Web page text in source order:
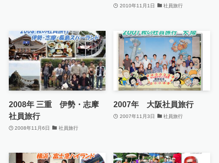
2010年11月1日 社員旅行
2008年 三重 伊勢・志摩
社員旅行
2008年11月6日 社員旅行
2007年 大阪社員旅行
2007年11月3日 社員旅行